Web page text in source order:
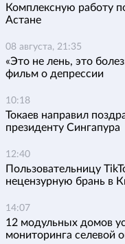
Комплексную работу
Астане
08 августа, 21:35
«Это не лень, это
фильм о депрессии
10:18
Токаев направил
президенту Сингапура
12:40
Пользовательницу
нецензурную брань в
14:07
12 модульных домов
мониторинга селевой